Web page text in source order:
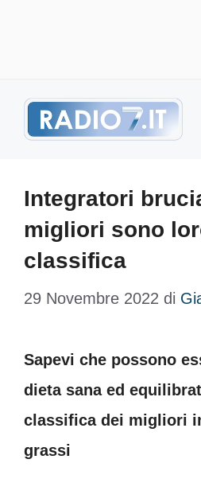
Integratori
migliori sono
classifica
29 Novembre 2022 di
Sapevi che possono
dieta sana ed
classifica dei migliori
grassi